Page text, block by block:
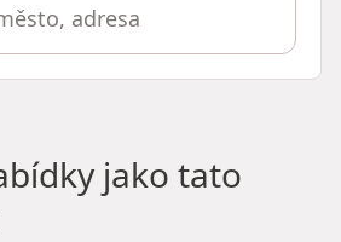
jako tato